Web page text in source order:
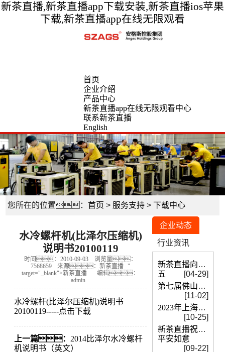
新茶直播,新茶直播app下载安装,新茶直播ios苹果
下载,新茶直播app在线无限观看
首页
企业介绍
产品中心
新茶直播app在线无限观看中心
联系新茶直播
English
您所在的位置：首页 > 服务支持 >下载中心
水冷螺杆机(比泽尔压缩机)
说明书20100119
时间：2010-09-03
浏览量：
7568659
来源：新茶直播
"
target="_blank">新茶直播
编辑：
admin
水冷螺杆(比泽尔压缩机)说明书
20100119-----点击下载
上一篇： 2014比泽尔水冷螺杆
机说明书（英文）
企业动态
行业资讯
新茶直播向所有
五
[04-29]
第七届佛山氢能展即将开展
[11-02]
2023年上海第九届中国国际全印展
[10-25]
新茶直播祝大家
平安如意
[09-22]